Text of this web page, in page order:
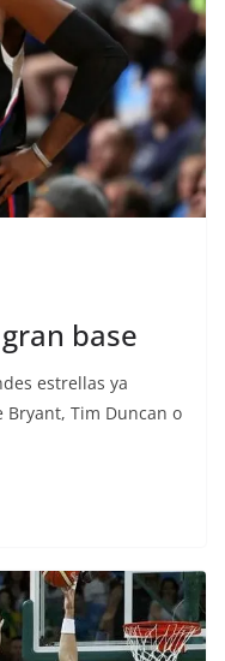
base
estrellas ya
Bryant, Tim Duncan o